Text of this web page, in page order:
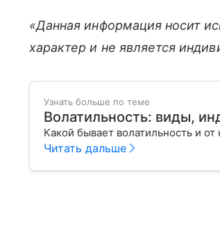
«Данная информация носит
характер и не является
Узнать больше по теме
Волатильность: виды,
Какой бывает волатильность и
Читать дальше